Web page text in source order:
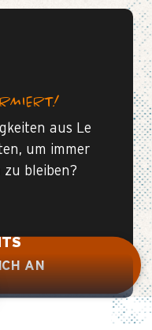
aus Le
um immer
bleiben?
AN